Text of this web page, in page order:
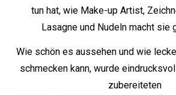
tun hat, wie Make-up Artist,
Lasagne und Nudeln macht sie
Wie schön es aussehen und wie
schmecken kann, wurde
zubereiteten